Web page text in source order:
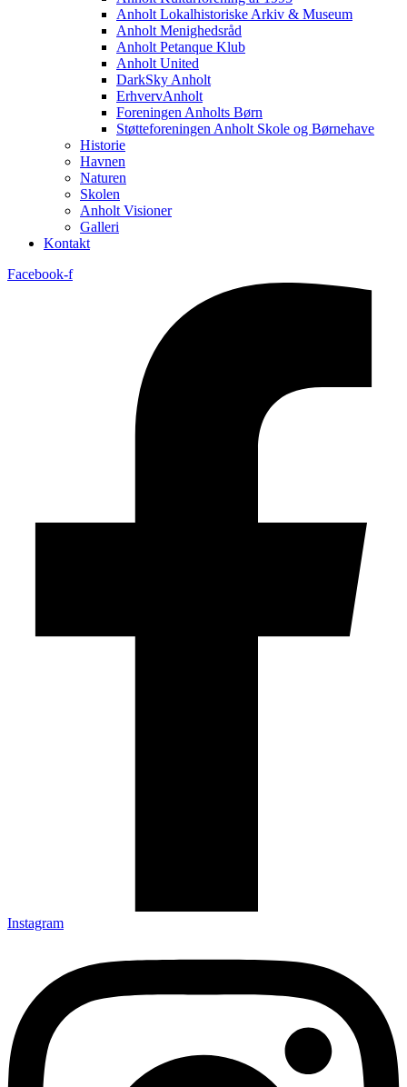
Anholt Lokalhistoriske Arkiv & Museum
Anholt Menighedsråd
Anholt Petanque Klub
Anholt United
DarkSky Anholt
ErhvervAnholt
Foreningen Anholts Børn
Støtteforeningen Anholt Skole og Børnehave
Historie
Havnen
Naturen
Skolen
Anholt Visioner
Galleri
Kontakt
Facebook-f
Instagram